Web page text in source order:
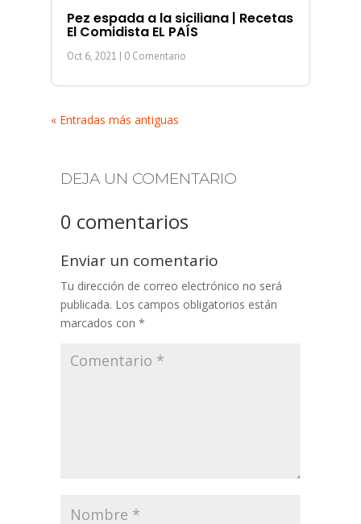
Pez espada a la siciliana | Recetas
El Comidista EL PAÍS
Oct 6, 2021 | 0 Comentario
« Entradas más antiguas
DEJA UN COMENTARIO
0 comentarios
Enviar un comentario
Tu dirección de correo electrónico no será
publicada. Los campos obligatorios están
marcados con *